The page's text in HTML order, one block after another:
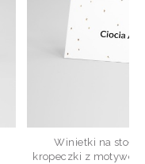
Winietki na stoły
kropeczki z motywem